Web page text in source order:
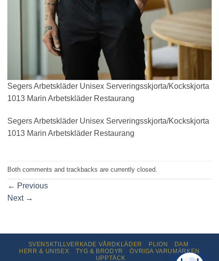
Segers Arbetskläder Unisex Serveringsskjorta/Kockskjorta
1013 Marin Arbetskläder Restaurang
Segers Arbetskläder Unisex Serveringsskjorta/Kockskjorta
1013 Marin Arbetskläder Restaurang
Both comments and trackbacks are currently closed.
← Previous
Next →
SVENSKTILLVERKADE VÅRDKLÄDER PLION
DAM
HERR & UNISEX
TYG & BRODYR
ÖVRIGA VARUMÄRKEN
UPPTÄCK